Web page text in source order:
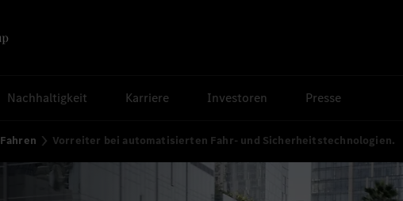
Nachhaltigkeit Karriere Investoren Presse
Fahren Vorreiter bei automatisierten Fahr- und Sicherheitstechnologien.